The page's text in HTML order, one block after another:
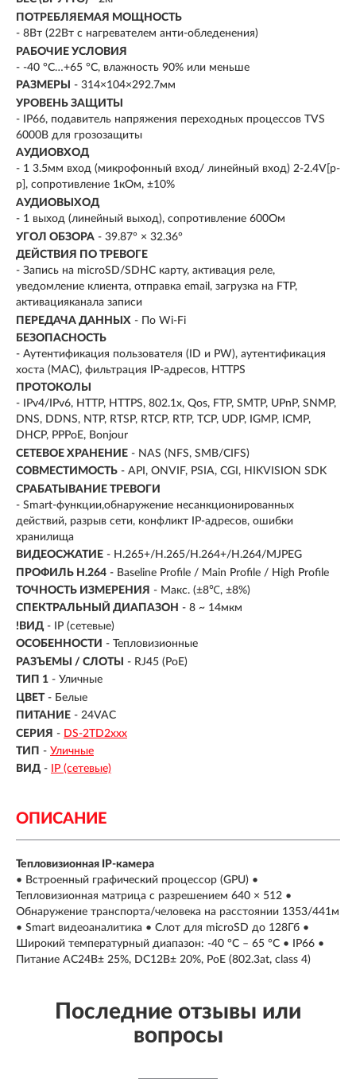
ПОТРЕБЛЯЕМАЯ МОЩНОСТЬ
- 8Вт (22Вт с нагревателем анти-обледенения)
РАБОЧИЕ УСЛОВИЯ
- -40 °C…+65 °C, влажность 90% или меньше
РАЗМЕРЫ
- 314×104×292.7мм
УРОВЕНЬ ЗАЩИТЫ
- IP66, подавитель напряжения переходных процессов TVS
6000В для грозозащиты
АУДИОВХОД
- 1 3.5мм вход (микрофонный вход/ линейный вход) 2-2.4V[p-
p], сопротивление 1кОм, ±10%
АУДИОВЫХОД
- 1 выход (линейный выход), сопротивление 600Ом
УГОЛ ОБЗОРА - 39.87° × 32.36°
ДЕЙСТВИЯ ПО ТРЕВОГЕ
- Запись на microSD/SDHC карту, активация реле,
уведомление клиента, отправка email, загрузка на FTP,
активацияканала записи
ПЕРЕДАЧА ДАННЫХ - По Wi-Fi
БЕЗОПАСНОСТЬ
- Аутентификация пользователя (ID и PW), аутентификация
хоста (MAC), фильтрация IP-адресов, HTTPS
ПРОТОКОЛЫ
- IPv4/IPv6, HTTP, HTTPS, 802.1x, Qos, FTP, SMTP, UPnP, SNMP,
DNS, DDNS, NTP, RTSP, RTCP, RTP, TCP, UDP, IGMP, ICMP,
DHCP, PPPoE, Bonjour
СЕТЕВОЕ ХРАНЕНИЕ - NAS (NFS, SMB/CIFS)
СОВМЕСТИМОСТЬ - API, ONVIF, PSIA, CGI, HIKVISION SDK
СРАБАТЫВАНИЕ ТРЕВОГИ
- Smart-функции,обнаружение несанкционированных
действий, разрыв сети, конфликт IP-адресов, ошибки
хранилища
ВИДЕОСЖАТИЕ - H.265+/H.265/H.264+/H.264/MJPEG
ПРОФИЛЬ H.264 - Baseline Profile / Main Profile / High Profile
ТОЧНОСТЬ ИЗМЕРЕНИЯ - Макс. (±8℃, ±8%)
СПЕКТРАЛЬНЫЙ ДИАПАЗОН - 8 ~ 14мкм
!ВИД - IP (сетевые)
ОСОБЕННОСТИ - Тепловизионные
РАЗЪЕМЫ / СЛОТЫ
- RJ45 (PoE)
ТИП 1 - Уличные
ЦВЕТ - Белые
ПИТАНИЕ - 24VAC
СЕРИЯ - DS-2TD2ххх
ТИП - Уличные
ВИД - IP (сетевые)
ОПИСАНИЕ
Тепловизионная IP-камера
• Встроенный графический процессор (GPU) •
Тепловизионная матрица с разрешением 640 × 512 •
Обнаружение транспорта/человека на расстоянии 1353/441м
• Smart видеоаналитика • Слот для microSD до 128Гб •
Широкий температурный диапазон: -40 °C – 65 °C • IP66 •
Питание AC24В± 25%, DC12В± 20%, PoE (802.3at, class 4)
Последние отзывы или
вопросы